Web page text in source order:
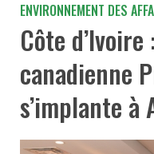
ENVIRONNEMENT DES
Côte
canadienne
s’implante à